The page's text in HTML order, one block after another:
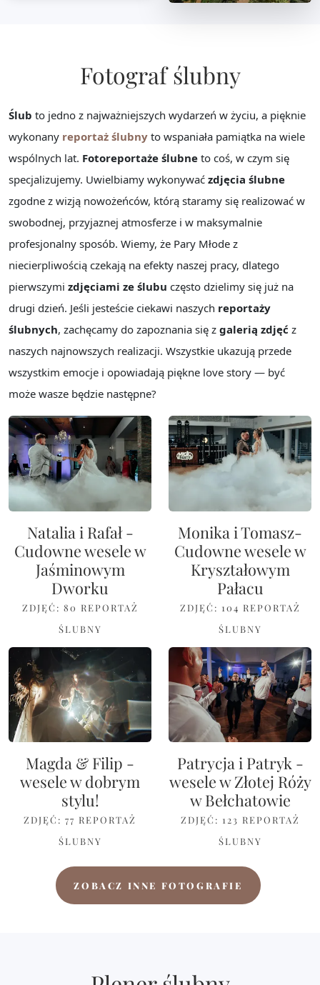
Fotograf ślubny
Ślub to jedno z najważniejszych wydarzeń w życiu, a pięknie
wykonany reportaż ślubny to wspaniała pamiątka na wiele
wspólnych lat. Fotoreportaże ślubne to coś, w czym się
specjalizujemy. Uwielbiamy wykonywać zdjęcia ślubne
zgodne z wizją nowożeńców, którą staramy się realizować w
swobodnej, przyjaznej atmosferze i w maksymalnie
profesjonalny sposób. Wiemy, że Pary Młode z
niecierpliwością czekają na efekty naszej pracy, dlatego
pierwszymi zdjęciami ze ślubu często dzielimy się już na
drugi dzień. Jeśli jesteście ciekawi naszych reportaży
ślubnych, zachęcamy do zapoznania się z galerią zdjęć z
naszych najnowszych realizacji. Wszystkie ukazują przede
wszystkim emocje i opowiadają piękne love story — być
może wasze będzie następne?
Natalia i Rafał -
Cudowne wesele w
Jaśminowym
Dworku
ZDJĘĆ: 80 REPORTAŻ
ŚLUBNY
Monika i Tomasz-
Cudowne wesele w
Kryształowym
Pałacu
ZDJĘĆ: 104 REPORTAŻ
ŚLUBNY
Magda & Filip -
wesele w dobrym
stylu!
ZDJĘĆ: 77 REPORTAŻ
ŚLUBNY
Patrycja i Patryk -
wesele w Złotej Róży
w Bełchatowie
ZDJĘĆ: 123 REPORTAŻ
ŚLUBNY
ZOBACZ INNE FOTOGRAFIE